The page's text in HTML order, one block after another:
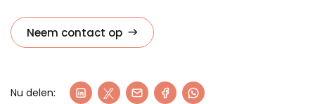
Neem contact op
Nu delen: